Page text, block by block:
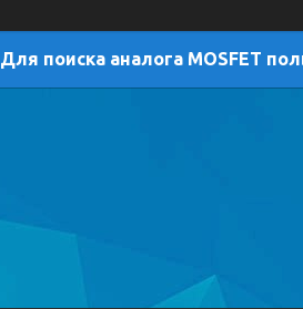
Для поиска аналога MOSFET